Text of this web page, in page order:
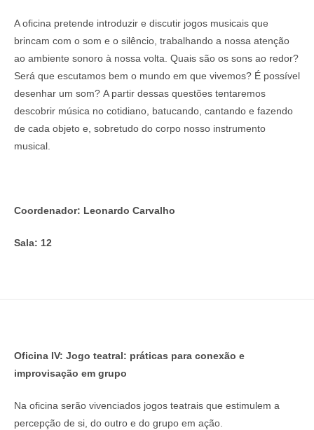
A oficina pretende introduzir e discutir jogos musicais que
brincam com o som e o silêncio, trabalhando a nossa atenção
ao ambiente sonoro à nossa volta. Quais são os sons ao redor?
Será que escutamos bem o mundo em que vivemos? É possível
desenhar um som? A partir dessas questões tentaremos
descobrir música no cotidiano, batucando, cantando e fazendo
de cada objeto e, sobretudo do corpo nosso instrumento
musical.
Coordenador: Leonardo Carvalho
Sala: 12
Oficina IV: Jogo teatral: práticas para conexão e
improvisação em grupo
Na oficina serão vivenciados jogos teatrais que estimulem a
percepção de si, do outro e do grupo em ação.